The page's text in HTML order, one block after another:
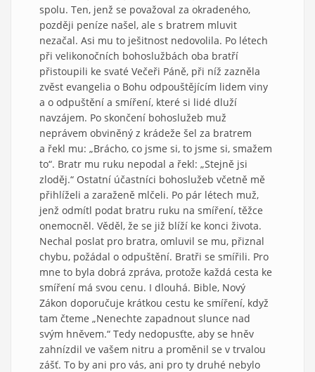
spolu. Ten, jenž se považoval za okradeného,
později peníze našel, ale s bratrem mluvit
nezačal. Asi mu to ješitnost nedovolila. Po létech
při velikonočních bohoslužbách oba bratří
přistoupili ke svaté Večeři Páně, při níž zazněla
zvěst evangelia o Bohu odpouštějícím lidem viny
a o odpuštění a smíření, které si lidé dluží
navzájem. Po skončení bohoslužeb muž
neprávem obviněný z krádeže šel za bratrem
a řekl mu: „Brácho, co jsme si, to jsme si, smažem
to“. Bratr mu ruku nepodal a řekl: „Stejně jsi
zloděj.“ Ostatní účastníci bohoslužeb včetně mě
přihlíželi a zaraženě mlčeli. Po pár létech muž,
jenž odmítl podat bratru ruku na smíření, těžce
onemocněl. Věděl, že se již blíží ke konci života.
Nechal poslat pro bratra, omluvil se mu, přiznal
chybu, požádal o odpuštění. Bratři se smířili. Pro
mne to byla dobrá zpráva, protože každá cesta ke
smíření má svou cenu. I dlouhá. Bible, Nový
Zákon doporučuje krátkou cestu ke smíření, když
tam čteme „Nenechte zapadnout slunce nad
svým hněvem.“ Tedy nedopusťte, aby se hněv
zahnízdil ve vašem nitru a proměnil se v trvalou
zášť. To by ani pro vás, ani pro ty druhé nebylo